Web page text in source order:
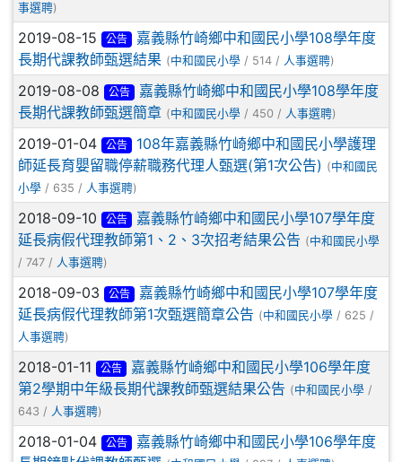
事選聘)
2019-08-15 公告
嘉義縣竹崎鄉中和國民小學108學年度
長期代課教師甄選結果 (中和國民小學 / 514 / 人事選聘)
2019-08-08 公告
嘉義縣竹崎鄉中和國民小學108學年度
長期代課教師甄選簡章 (中和國民小學 / 450 / 人事選聘)
2019-01-04 公告
108年嘉義縣竹崎鄉中和國民小學護理
師延長育嬰留職停薪職務代理人甄選(第1次公告) (中和國民
小學 / 635 / 人事選聘)
2018-09-10 公告
嘉義縣竹崎鄉中和國民小學107學年度
延長病假代理教師第1、2、3次招考結果公告 (中和國民小學
/ 747 / 人事選聘)
2018-09-03 公告
嘉義縣竹崎鄉中和國民小學107學年度
延長病假代理教師第1次甄選簡章公告 (中和國民小學 / 625 /
人事選聘)
2018-01-11 公告
嘉義縣竹崎鄉中和國民小學106學年度
第2學期中年級長期代課教師甄選結果公告 (中和國民小學 /
643 / 人事選聘)
2018-01-04 公告
嘉義縣竹崎鄉中和國民小學106學年度